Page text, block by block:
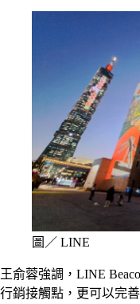
圖／ LINE
王俞蓉強調，LINE
行銷接觸點，更可以完